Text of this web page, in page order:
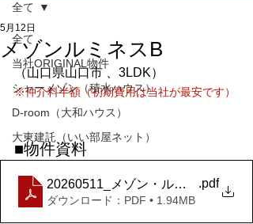
全て
当社ORIGINAL物件
シャーメゾン（積水ハウス）
D-room（大和ハウス）
大東建託（いい部屋ネット）
全て
メゾンルミネスB
5月12日
（山口県山口市 、3LDK）
※仲介料半額（初期費用は当社が最安です）
■物件資料
20260511_メゾン・ルミネス Ｂ棟
.pdf
ダウンロード：PDF • 1.94MB